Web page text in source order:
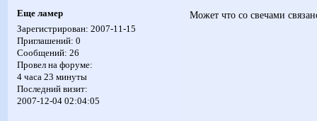
Еще ламер
Зарегистрирован: 2007-11-15
Приглашений: 0
Сообщений: 26
Провел на форуме:
4 часа 23 минуты
Последний визит:
2007-12-04 02:04:05
Может что со свечами